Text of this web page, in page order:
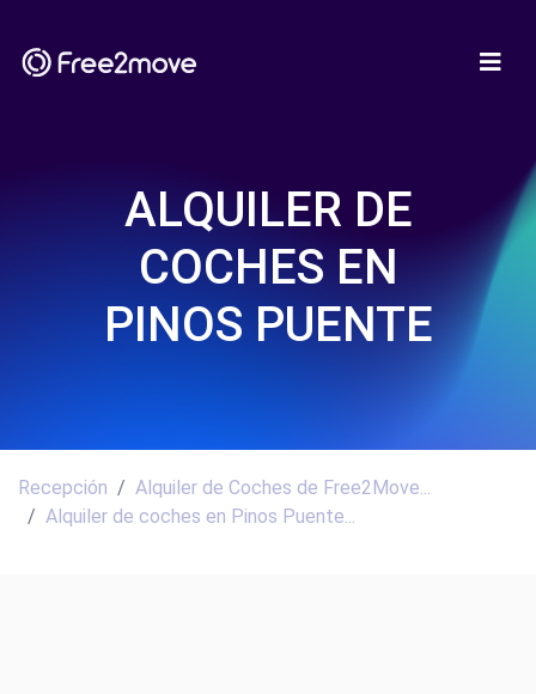
ALQUILER DE
COCHES EN
PINOS PUENTE
Recepción
Alquiler de Coches de Free2Move...
Alquiler de coches en Pinos Puente...